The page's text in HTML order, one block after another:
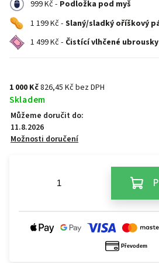
999 Kč - Podložka pod myš
1 199 Kč - Slaný/sladký oříškový
1 499 Kč - Čistící vlhčené ubrousky
1 000 Kč826,45 Kč bez DPH
Skladem
Můžeme doručit do:
11.8.2026
Možnosti doručení